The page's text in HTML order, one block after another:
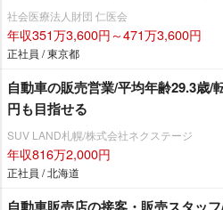
社会医療法人財団 仁医会
年収351万3,600円～471万3,600円
正社員 / 東京都
自動車の販売営業/平均年齢29.3歳/
円も目指せる
SUV LAND札幌/株式会社ネクステージ
年収816万2,000円
正社員 / 北海道